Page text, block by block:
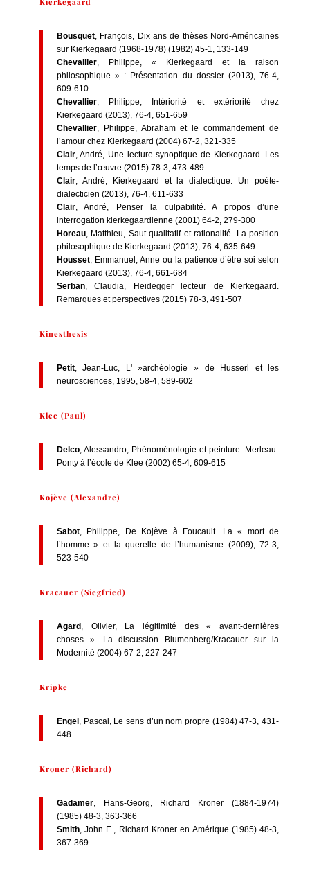
Bousquet, François, Dix ans de thèses Nord-Américaines
sur Kierkegaard (1968-1978) (1982) 45-1, 133-149
Chevallier, Philippe, « Kierkegaard et la raison
philosophique » : Présentation du dossier (2013), 76-4,
609-610
Chevallier, Philippe, Intériorité et extériorité chez
Kierkegaard (2013), 76-4, 651-659
Chevallier, Philippe, Abraham et le commandement de
l’amour chez Kierkegaard (2004) 67-2, 321-335
Clair, André, Une lecture synoptique de Kierkegaard. Les
temps de l’œuvre (2015) 78-3, 473-489
Clair, André, Kierkegaard et la dialectique. Un poète-
dialecticien (2013), 76-4, 611-633
Clair, André, Penser la culpabilité. A propos d’une
interrogation kierkegaardienne (2001) 64-2, 279-300
Horeau, Matthieu, Saut qualitatif et rationalité. La position
philosophique de Kierkegaard (2013), 76-4, 635-649
Housset, Emmanuel, Anne ou la patience d’être soi selon
Kierkegaard (2013), 76-4, 661-684
Serban, Claudia, Heidegger lecteur de Kierkegaard.
Remarques et perspectives (2015) 78-3, 491-507
Kinesthesis
Petit, Jean-Luc, L' »archéologie » de Husserl et les
neurosciences, 1995, 58-4, 589-602
Klee (Paul)
Delco, Alessandro, Phénoménologie et peinture. Merleau-
Ponty à l’école de Klee (2002) 65-4, 609-615
Kojève (Alexandre)
Sabot, Philippe, De Kojève à Foucault. La « mort de
l’homme » et la querelle de l’humanisme (2009), 72-3,
523-540
Kracauer (Siegfried)
Agard , Olivier, La légitimité des « avant-dernières
choses ». La discussion Blumenberg/Kracauer sur la
Modernité (2004) 67-2, 227-247
Kripke
Engel , Pascal, Le sens d’un nom propre (1984) 47-3, 431-
448
Kroner (Richard)
Gadamer, Hans-Georg, Richard Kroner (1884-1974)
(1985) 48-3, 363-366
Smith, John E., Richard Kroner en Amérique (1985) 48-3,
367-369